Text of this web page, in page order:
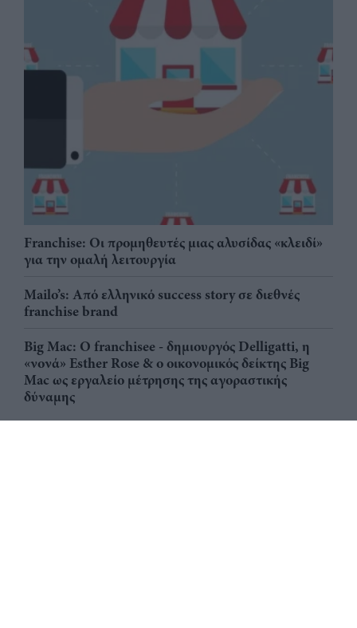
Franchise: Οι προμηθευτές μιας αλυσίδας «κλειδί»
για την ομαλή λειτουργία
Mailo’s: Από ελληνικό success story σε διεθνές
franchise brand
Big Mac: Ο franchisee - δημιουργός Delligatti, η
«νονά» Esther Rose & ο οικονομικός δείκτης Big
Mac ως εργαλείο μέτρησης της αγοραστικής
δύναμης